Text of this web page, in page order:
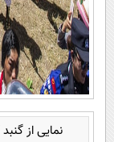
نمایی از